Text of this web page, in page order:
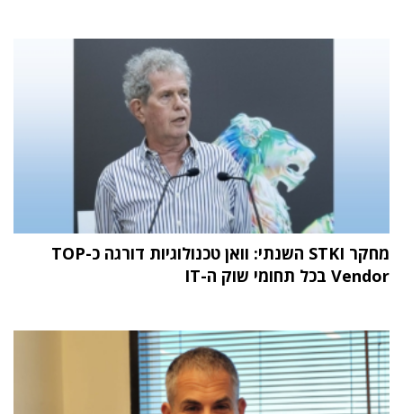
מחקר STKI השנתי: וואן טכנולוגיות דורגה כ-TOP
Vendor בכל תחומי שוק ה-IT